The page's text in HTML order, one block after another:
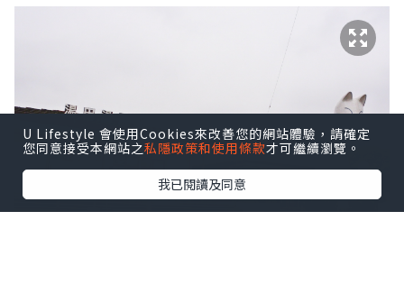
U Lifestyle 會使用Cookies來改善您的網站體驗，請確定
您同意接受本網站之私隱政策和使用條款才可繼續瀏覽。
我已閱讀及同意